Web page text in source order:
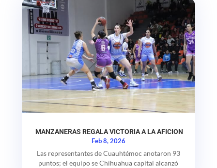
MANZANERAS REGALA VICTORIA A LA AFICION
Feb 8, 2026
Las representantes de Cuauhtémoc anotaron 93
puntos; el equipo se Chihuahua capital alcanzó